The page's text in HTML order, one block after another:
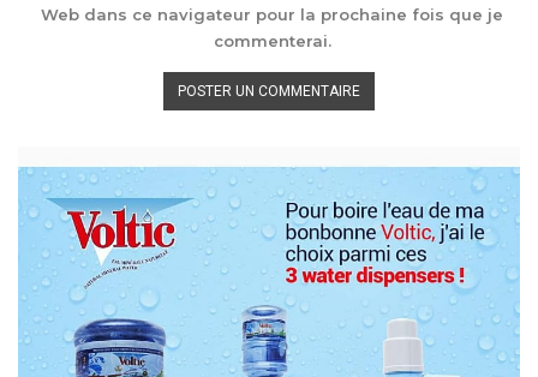
Web dans ce navigateur pour la prochaine fois que je
commenterai.